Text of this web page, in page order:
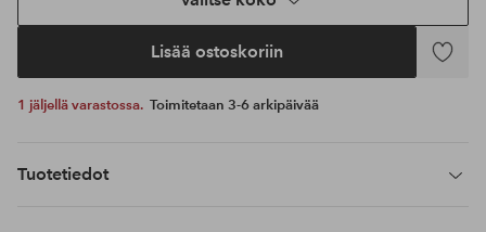
Lisää ostoskoriin
Lisää
1 jäljellä varastossa. Toimitetaan 3-6 arkipäivää
Tuotetiedot